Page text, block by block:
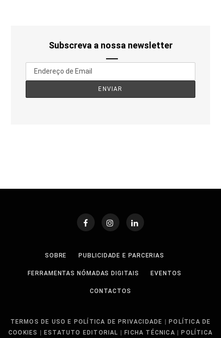
Subscreva a nossa newsletter
SOBRE PUBLICIDADE E PARCERIAS
FERRAMENTAS NÓMADAS DIGITAIS EVENTOS
CONTACTOS
TERMOS DE USO E POLÍTICA DE PRIVACIDADE
POLÍTICA DE
COOKIES
ESTATUTO EDITORIAL FICHA TÉCNICA POLÍTICA